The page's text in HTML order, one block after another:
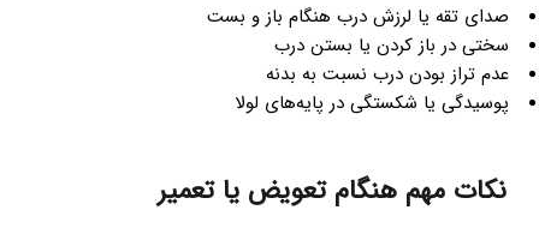
صدای تقه یا لرزش درب هنگام باز و بست
سختی در باز کردن یا بستن درب
عدم تراز بودن درب نسبت به بدنه
پوسیدگی یا شکستگی در پایه‌های لولا
نکات مهم هنگام تعویض یا تعمیر